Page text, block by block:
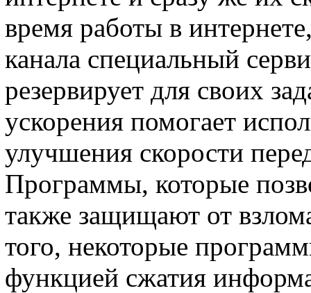
время работы в
канала специальный
резервирует для своих
ускорения помогает
улучшения скорости
Программы, которые
также защищают от
того, некоторые
функцией сжатия